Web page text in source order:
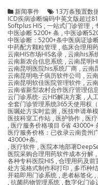
新闻事件 13万条预置数
ICD疾病诊断编码中英文版超过81
Softplus HIS , 一站式门诊管理 ,
中医诊断 5200+ 条 , 中医诊断
中医诊断：5200+条中医病证诊
中药配方颗粒管理 , 临床合理用
云南HIS市场HIS名录 , 云南his系
云南新农合信息系统 , 云南昆明
云南昆明医院his系统厂商 , 云南
云南昆明电子病历软件公司 , 云
云南昆明软佳医院管理软件 , 云
云南省新型农村合作医疗管理信
云门诊系统- 云HIS解决方案 , 人
全套门诊管理系统365天使用权
医嘱处方实时监测 , 医技申请单
医技科室工作站 , 医护协作 , 医
, 医疗服务价格项目 6省 43000+
医疗服务价格：已收录云南贵州
43000+条。
, 医疗软件 , 医院本地部署
医院采购合理用药软件成本分解 ,
各种专科医院HIS , 合理用药及前
处方笺格式制作和打印 , 多币种
开箱即用门诊系统 , 患者标签化 ,
, 抗菌药物管理系统 , 数字化门诊